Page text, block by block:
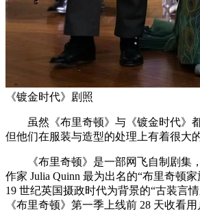
《镀金时代》剧照
虽然《布里奇顿》与《镀金时代》都
但他们在服装与造型的处理上有着很大
《布里奇顿》是一部网飞自制剧集
作家 Julia Quinn 最为出名的“布里奇顿
19 世纪英国摄政时代为背景的“古装言
《布里奇顿》第一季上线前 28 天收看